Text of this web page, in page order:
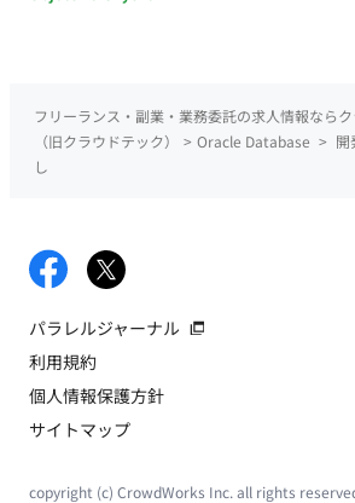
フリーランス・副業・業務委託の求人情報なら
（旧クラウドテック）
> Oracle Database > 開
し
パラレルジャーナル
利用規約
個人情報保護方針
サイトマップ
copyright (c) CrowdWorks Inc. all rights